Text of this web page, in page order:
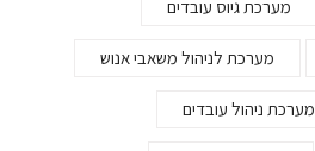
מערכת גיוס עובדים
מערכת לניהול משאבי אנוש
מערכת ניהול עובדים